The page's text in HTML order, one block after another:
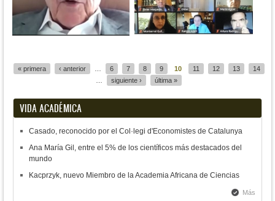
« primera ‹ anterior 6 7 8 9 10 11 12 13
14
siguiente › última »
VIDA ACADÉMICA
Casado, reconocido por el Col·legi d'Economistes de Catalunya
Ana María Gil, entre el 5% de los científicos más destacados del
mundo
Kacprzyk, nuevo Miembro de la Academia Africana de Ciencias
Más